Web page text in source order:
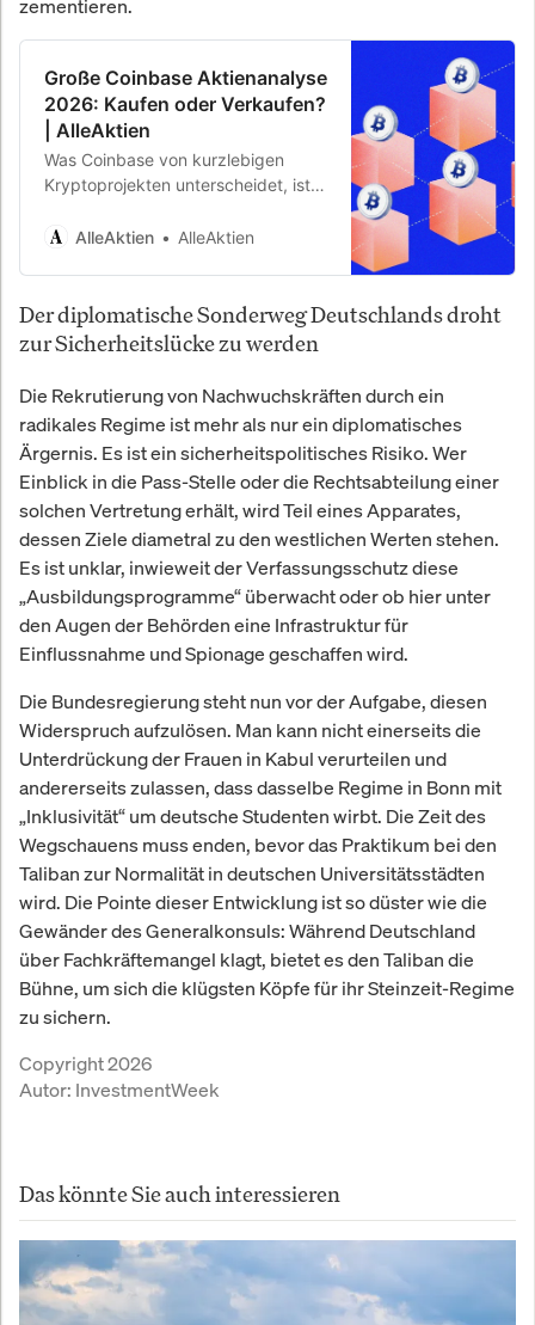
zementieren.
Große Coinbase Aktienanalyse
2026: Kaufen oder Verkaufen?
| AlleAktien
Was Coinbase von kurzlebigen
Kryptoprojekten unterscheidet, ist
genau an der Schnittstelle zwischen
der durch regulatorische
Rückendeckung in den USA gerade
als Investor ist die entscheidende
Frage deshalb nicht, ob Krypto eine
Zukunft hat, sondern ob Coinbase
der dauerhaft dominierende
Zugangspunkt zu dieser Zukunft
sein wird.
AlleAktien AlleAktien
Der diplomatische Sonderweg Deutschlands droht
zur Sicherheitslücke zu werden
Die Rekrutierung von Nachwuchskräften durch ein
radikales Regime ist mehr als nur ein diplomatisches
Ärgernis. Es ist ein sicherheitspolitisches Risiko. Wer
Einblick in die Pass-Stelle oder die Rechtsabteilung einer
solchen Vertretung erhält, wird Teil eines Apparates,
dessen Ziele diametral zu den westlichen Werten stehen.
Es ist unklar, inwieweit der Verfassungsschutz diese
„Ausbildungsprogramme“ überwacht oder ob hier unter
den Augen der Behörden eine Infrastruktur für
Einflussnahme und Spionage geschaffen wird.
Die Bundesregierung steht nun vor der Aufgabe, diesen
Widerspruch aufzulösen. Man kann nicht einerseits die
Unterdrückung der Frauen in Kabul verurteilen und
andererseits zulassen, dass dasselbe Regime in Bonn mit
„Inklusivität“ um deutsche Studenten wirbt. Die Zeit des
Wegschauens muss enden, bevor das Praktikum bei den
Taliban zur Normalität in deutschen Universitätsstädten
wird. Die Pointe dieser Entwicklung ist so düster wie die
Gewänder des Generalkonsuls: Während Deutschland
über Fachkräftemangel klagt, bietet es den Taliban die
Bühne, um sich die klügsten Köpfe für ihr Steinzeit-Regime
zu sichern.
Copyright 2026
Autor: InvestmentWeek
Das könnte Sie auch interessieren